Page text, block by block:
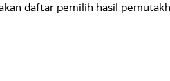
daftar pemilih hasil